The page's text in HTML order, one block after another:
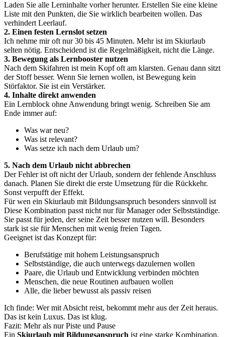
Laden Sie alle Lerninhalte vorher herunter. Erstellen Sie eine kleine
Liste mit den Punkten, die Sie wirklich bearbeiten wollen. Das
verhindert Leerlauf.
2. Einen festen Lernslot setzen
Ich nehme mir oft nur 30 bis 45 Minuten. Mehr ist im Skiurlaub
selten nötig. Entscheidend ist die Regelmäßigkeit, nicht die Länge.
3. Bewegung als Lernbooster nutzen
Nach dem Skifahren ist mein Kopf oft am klarsten. Genau dann sitzt
der Stoff besser. Wenn Sie lernen wollen, ist Bewegung kein
Störfaktor. Sie ist ein Verstärker.
4. Inhalte direkt anwenden
Ein Lernblock ohne Anwendung bringt wenig. Schreiben Sie am
Ende immer auf:
Was war neu?
Was ist relevant?
Was setze ich nach dem Urlaub um?
5. Nach dem Urlaub nicht abbrechen
Der Fehler ist oft nicht der Urlaub, sondern der fehlende Anschluss
danach. Planen Sie direkt die erste Umsetzung für die Rückkehr.
Sonst verpufft der Effekt.
Für wen ein Skiurlaub mit Bildungsanspruch besonders sinnvoll ist
Diese Kombination passt nicht nur für Manager oder Selbstständige.
Sie passt für jeden, der seine Zeit besser nutzen will. Besonders
stark ist sie für Menschen mit wenig freien Tagen.
Geeignet ist das Konzept für:
Berufstätige mit hohem Leistungsanspruch
Selbstständige, die auch unterwegs dazulernen wollen
Paare, die Urlaub und Entwicklung verbinden möchten
Menschen, die neue Routinen aufbauen wollen
Alle, die lieber bewusst als passiv reisen
Ich finde: Wer mit Absicht reist, bekommt mehr aus der Zeit heraus.
Das ist kein Luxus. Das ist klug.
Fazit: Mehr als nur Piste und Pause
Ein Skiurlaub mit Bildungsanspruch ist eine starke Kombination,